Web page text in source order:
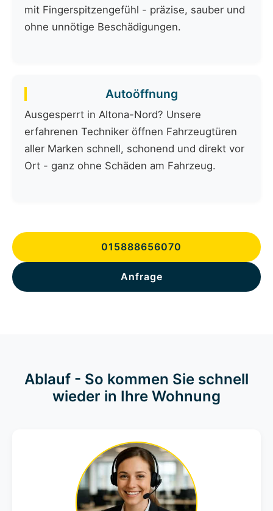
mit Fingerspitzengefühl - präzise, sauber und
ohne unnötige Beschädigungen.
Autoöffnung
Ausgesperrt in Altona-Nord? Unsere
erfahrenen Techniker öffnen Fahrzeugtüren
aller Marken schnell, schonend und direkt vor
Ort - ganz ohne Schäden am Fahrzeug.
015888656070
Anfrage
Ablauf - So kommen Sie schnell
wieder in Ihre Wohnung